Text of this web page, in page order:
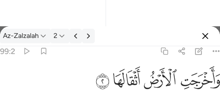
Tafsir: Az-Zalzalah 99:2
Az-Zalzalah 2
99:2
ﱺﱻﱼﱽ